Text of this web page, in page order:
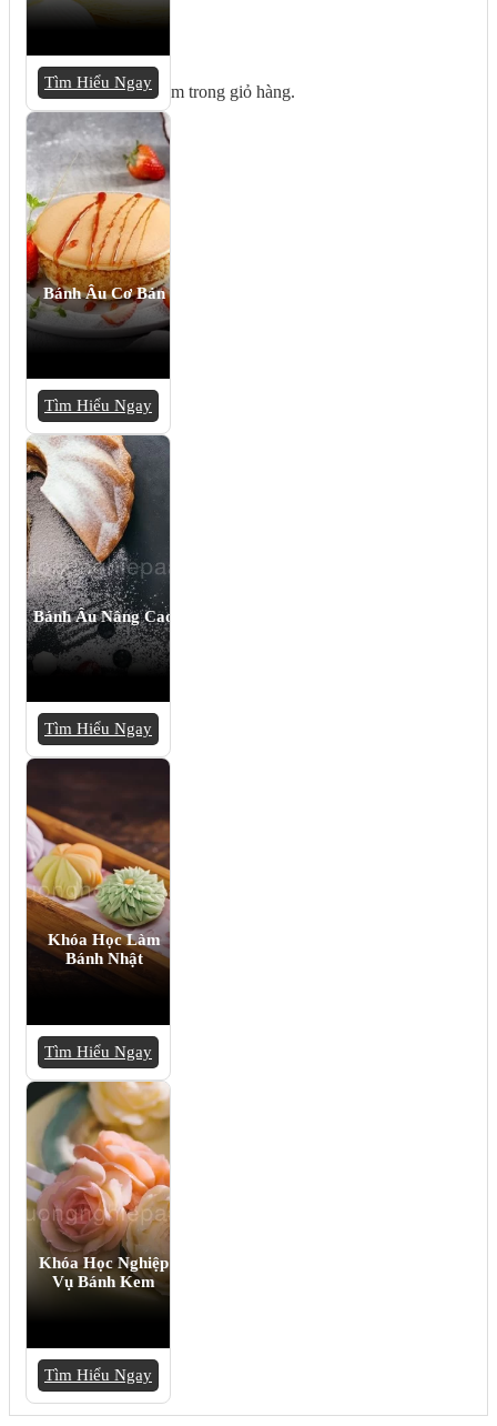
Giỏ hàng
Chưa có sản phẩm trong giỏ hàng.
Tìm Hiểu Ngay
Bánh Âu Cơ Bản
Tìm Hiểu Ngay
Bánh Âu Nâng Cao
Tìm Hiểu Ngay
Khóa Học Làm
Bánh Nhật
Tìm Hiểu Ngay
Khóa Học Nghiệp
Vụ Bánh Kem
Tìm Hiểu Ngay